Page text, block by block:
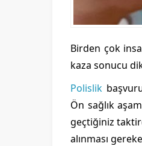
Birden çok
kaza sonucu
Polislik
Ön sağlık
geçtiğiniz
alınması